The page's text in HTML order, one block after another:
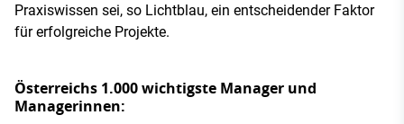
Praxiswissen sei, so Lichtblau, ein entscheidender Faktor
für erfolgreiche Projekte.
Österreichs 1.000 wichtigste Manager und
Managerinnen: